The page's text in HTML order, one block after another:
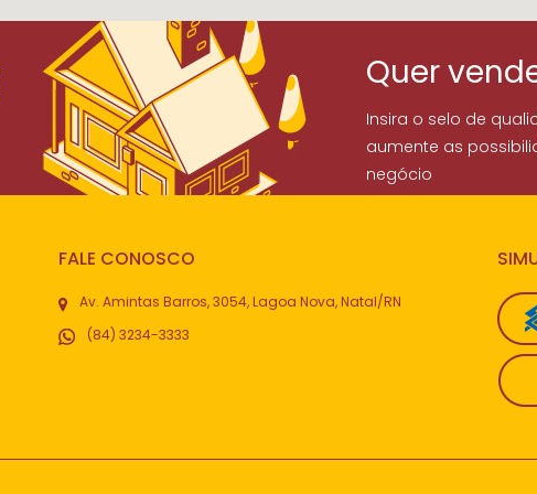
Quer
Insira o selo de
aumente as
negócio
FALE CONOSCO
Av. Amintas Barros, 3054, Lagoa Nova, Natal/RN
(84) 3234-3333